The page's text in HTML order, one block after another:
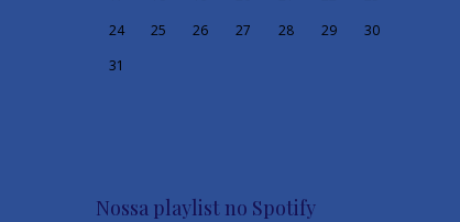
24
25 26 27 28 29
30
31
Nossa playlist no Spotify